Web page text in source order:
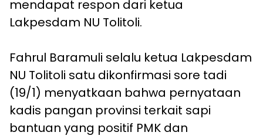
mendapat respon dari ketua
Lakpesdam NU Tolitoli.
Fahrul Baramuli selalu ketua Lakpesdam
NU Tolitoli satu dikonfirmasi sore tadi
(19/1) menyatkaan bahwa pernyataan
kadis pangan provinsi terkait sapi
bantuan yang positif PMK dan